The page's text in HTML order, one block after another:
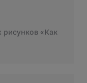
рисунков «Как